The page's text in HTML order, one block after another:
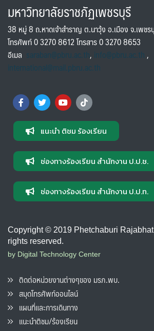
มหาวิทยาลัยราชภัฏเพชรบุรี
38 หมู่ 8 ถ.หาดเจ้าสำราญ ต.นาวุ้ง อ.เมือง จ.เพช
โทรศัพท์ 0 3270 8612 โทรสาร 0 3270 8653
อีเมล saraban@pbru.ac.th, info@pbru.ac.th,
international@mail.pbru.ac.th
แนะนำ ติชม ร้องเรียน
ช่องทางร้องเรียน สำนักงาน ป.ป.ช.
ช่องทางร้องเรียน สำนักงาน ป.ป.ท.
Copyright © 2019 Phetchaburi Rajabhat
rights reserved.
by Digital Technology Center
ติดต่อหน่วยงานต่างๆของ มรภ.พบ.
สมุดโทรศัพท์ออนไลน์
แผนที่และการเดินทาง
แนะนำติชม/ร้องเรียน